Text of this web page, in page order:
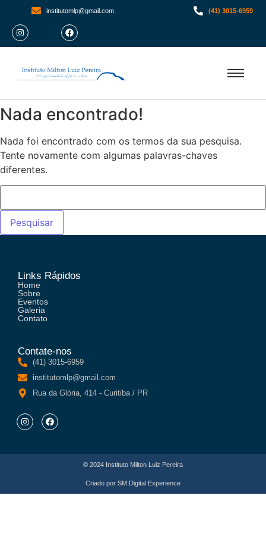
institutomlp@gmail.com (41) 3015-6959
Nada encontrado!
Nada foi encontrado com os termos da sua pesquisa.
Tente novamente com algumas palavras-chaves
diferentes.
Links Rápidos
Home
Sobre
Eventos
Galeria
Contato
Contate-nos
(41) 3015-6959
institutomlp@gmail.com
Rua da Glória, 414 - Curitiba / PR
© 2024 Instituto Milton Luiz Pereira
Criado por SM Digital Experience